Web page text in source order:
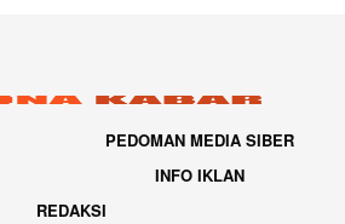
PEDOMAN MEDIA SIBER
INFO IKLAN
REDAKSI